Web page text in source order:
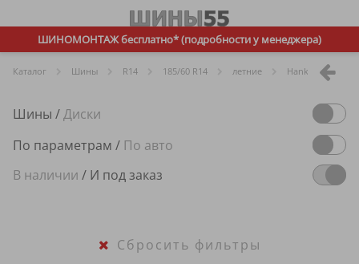
ШИНОМОНТАЖ бесплатно* (подробности у менеджера)
Каталог Шины R14 185/60 R14 летние Hankook
Шины /Диски
По параметрам / По авто
В наличии / И под заказ
Сбросить фильтры